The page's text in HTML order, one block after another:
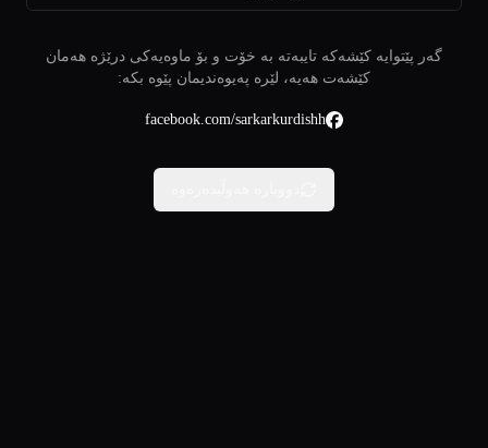
گەر پێتوایە کێشەکە تایبەتە بە خۆت و بۆ ماوەیەکی درێژە هەمان
کێشەت هەیە، لێرە پەیوەندیمان پێوە بکە:
facebook.com/sarkarkurdishh